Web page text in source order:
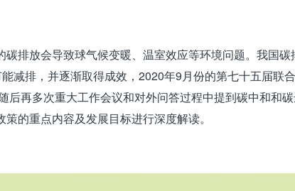
排放会导致球气候变暖、温室效应等环境问题。我国碳
减排，并逐渐取得成效， 2020年9月份的第七十五届联
后再多次重大工作会议和对外问答过程中提到碳中和和
的重点内容及发展目标进行深度解读。